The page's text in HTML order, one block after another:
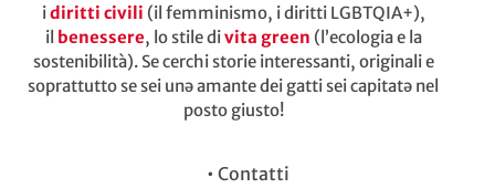
idiritti civili (il femminismo, i diritti LGBTQIA+),
il benessere, lo stile divita green (l’ecologia e la
sostenibilità). Se cerchi storie interessanti, originali e
soprattutto se sei unə amante dei gatti sei capitatə nel
posto giusto!
• Contatti